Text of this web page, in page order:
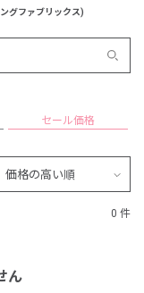
グファブリックス)
セール価格
価格の高い順
0 件
ん